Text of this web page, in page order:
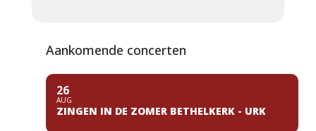
Aankomende concerten
26
AUG
ZINGEN IN DE ZOMER BETHELKERK - URK